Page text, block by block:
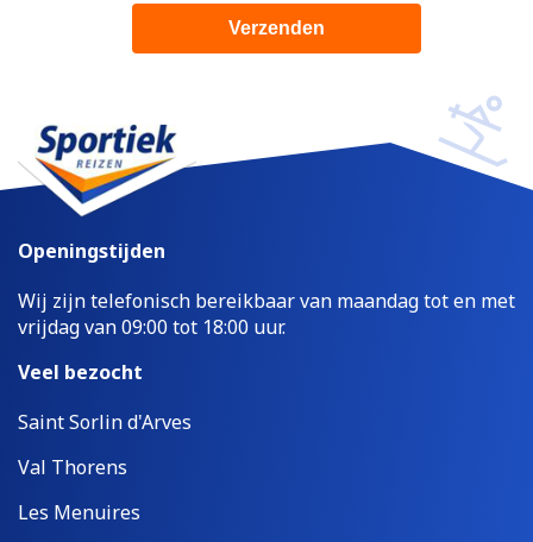
Openingstijden
Wij zijn telefonisch bereikbaar van maandag tot en met
vrijdag van 09:00 tot 18:00 uur.
Veel bezocht
Saint Sorlin d'Arves
Val Thorens
Les Menuires